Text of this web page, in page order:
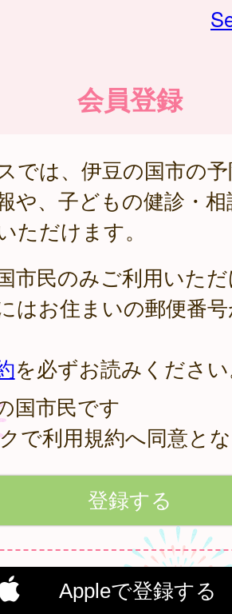
会員登録
では、伊豆の国市の
や、子どもの健診・
ただけます。
市民のみご利用いた
はお住まいの郵便番
を必ずお読みくださ
国市民です
で利用規約へ同意と
Appleで登録する